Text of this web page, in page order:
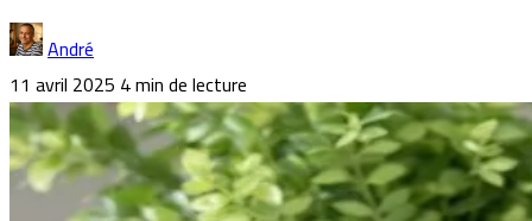
André
11 avril 2025 4 min de lecture